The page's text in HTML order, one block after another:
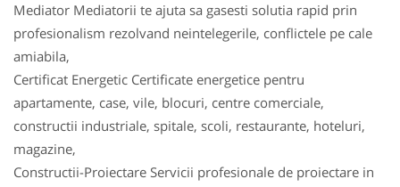
Mediator Mediatorii te ajuta sa gasesti solutia rapid prin
profesionalism rezolvand neintelegerile, conflictele pe cale
amiabila,
Certificat Energetic Certificate energetice pentru
apartamente, case, vile, blocuri, centre comerciale,
constructii industriale, spitale, scoli, restaurante, hoteluri,
magazine,
Constructii-Proiectare Servicii profesionale de proiectare in